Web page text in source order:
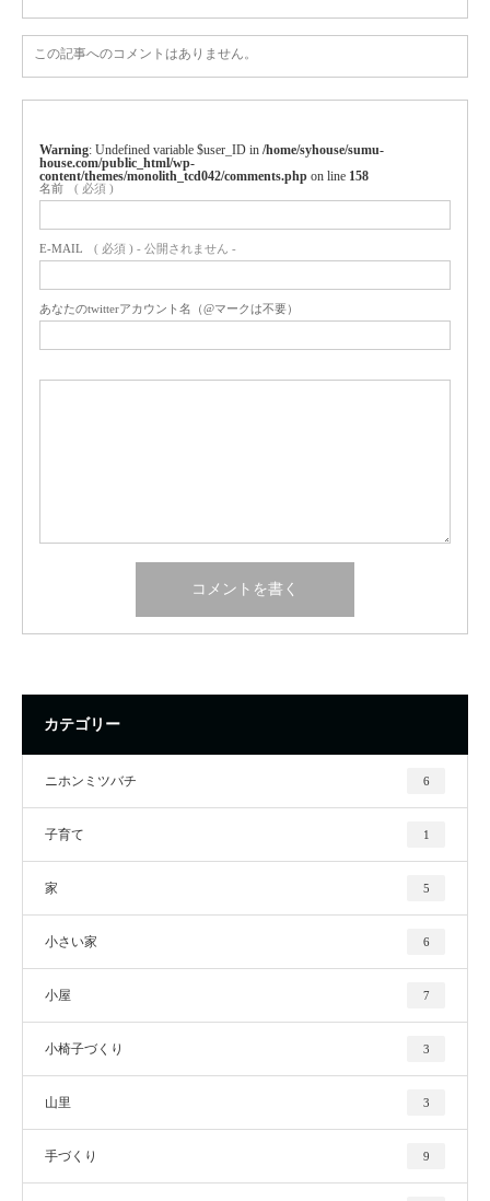
この記事へのコメントはありません。
Warning : Undefined variable $user_ID in /home/syhouse/sumu-
house.com/public_html/wp-
content/themes/monolith_tcd042/comments.php on line 158
名前 ( 必須 )
E-MAIL ( 必須 ) - 公開されません -
あなたのtwitterアカウント名（@マークは不要）
カテゴリー
ニホンミツバチ 6
子育て 1
家 5
小さい家 6
小屋 7
小椅子づくり 3
山里 3
手づくり 9